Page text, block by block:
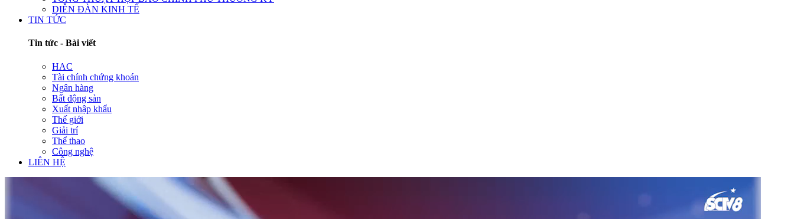
DIỄN ĐÀN KINH TẾ
TIN TỨC
Tin tức - Bài viết
HAC
Tài chính chứng khoán
Ngân hàng
Bất động sản
Xuất nhập khẩu
Thế giới
Giải trí
Thể thao
Công nghệ
LIÊN HỆ